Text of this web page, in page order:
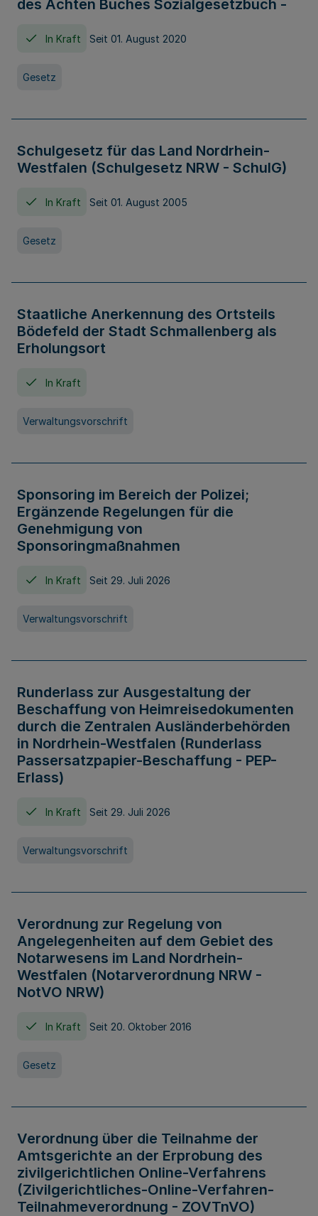
des Achten Buches Sozialgesetzbuch -
In Kraft Seit 01. August 2020
Gesetz
Schulgesetz für das Land Nordrhein-
Westfalen (Schulgesetz NRW - SchulG)
In Kraft Seit 01. August 2005
Gesetz
Staatliche Anerkennung des Ortsteils
Bödefeld der Stadt Schmallenberg als
Erholungsort
In Kraft
Verwaltungsvorschrift
Sponsoring im Bereich der Polizei;
Ergänzende Regelungen für die
Genehmigung von
Sponsoringmaßnahmen
In Kraft Seit 29. Juli 2026
Verwaltungsvorschrift
Runderlass zur Ausgestaltung der
Beschaffung von Heimreisedokumenten
durch die Zentralen Ausländerbehörden
in Nordrhein-Westfalen (Runderlass
Passersatzpapier-Beschaffung - PEP-
Erlass)
In Kraft Seit 29. Juli 2026
Verwaltungsvorschrift
Verordnung zur Regelung von
Angelegenheiten auf dem Gebiet des
Notarwesens im Land Nordrhein-
Westfalen (Notarverordnung NRW -
NotVO NRW)
In Kraft Seit 20. Oktober 2016
Gesetz
Verordnung über die Teilnahme der
Amtsgerichte an der Erprobung des
zivilgerichtlichen Online-Verfahrens
(Zivilgerichtliches-Online-Verfahren-
Teilnahmeverordnung - ZOVTnVO)